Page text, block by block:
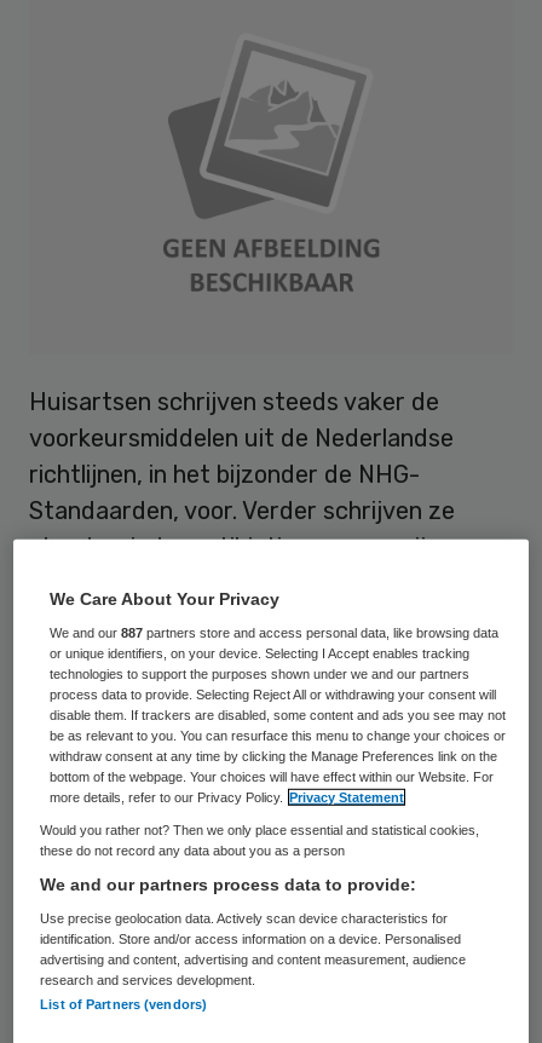
Huisartsen schrijven steeds vaker de
voorkeursmiddelen uit de Nederlandse
richtlijnen, in het bijzonder de NHG-
Standaarden, voor. Verder schrijven ze
steeds minder antibiotica voor en zijn ze
diabetes. Wel zijn er nog veel verschillen
tussen huisartsen en tussen regio’s.
Dat stelt het Instituut voor Verantwoord
Medicijngebruik (IVM) vast in zijn jaarlijkse
Monitor Voorschrijven Huisartsen. Het is de
tiende keer dat de monitor verschijnt,
waarin voor tien verschillende
geneesmiddelgroepen of aandoeningen een
of meer indicatoren zijn opgenomen. De
resultaten gaan over het jaar 2014. Dit jaar
We Care About Your Privacy
We and our887 partners store and access personal data, like browsing data
or unique identifiers, on your device. Selecting I Accept enables tracking
technologies to support the purposes shown under we and our partners
process data to provide. Selecting Reject All or withdrawing your consent will
disable them. If trackers are disabled, some content and ads you see may not
be as relevant to you. You can resurface this menu to change your choices or
withdraw consent at any time by clicking the Manage Preferences link on the
bottom of the webpage. Your choices will have effect within our Website. For
more details, refer to our Privacy Policy.
Privacy Statement
Would you rather not? Then we only place essential and statistical cookies,
these do not record any data about you as a person
We and our partners process data to provide:
Use precise geolocation data. Actively scan device characteristics for
identification. Store and/or access information on a device. Personalised
advertising and content, advertising and content measurement, audience
research and services development.
List of Partners (vendors)